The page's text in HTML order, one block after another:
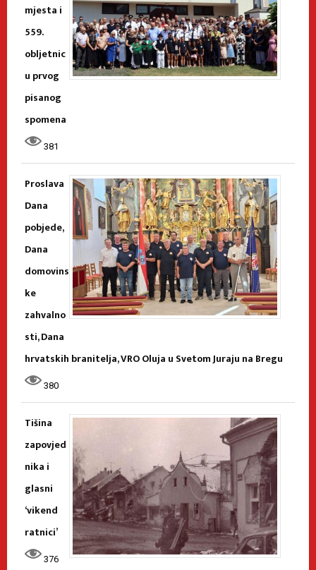
mjesta i
559.
obljetnic
u prvog
pisanog
spomena
381
Proslava
Dana
pobjede,
Dana
domovins
ke
zahvalno
sti, Dana
hrvatskih branitelja, VRO Oluja u Svetom Juraju na Bregu
380
Tišina
zapovjed
nika i
glasni
‘vikend
ratnici’
376